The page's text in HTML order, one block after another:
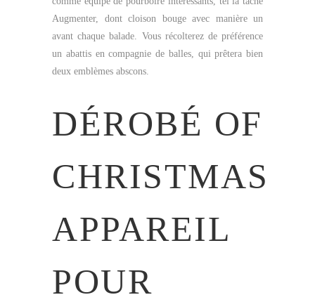
Augmenter, dont cloison bouge avec manière un
avant chaque balade. Vous récolterez de préférence
un abattis en compagnie de balles, qui prêtera bien
deux emblèmes abscons.
DÉROBÉ OF
CHRISTMAS
APPAREIL
POUR